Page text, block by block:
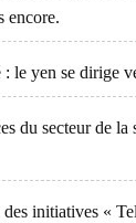
encore.
le yen se dirige
du secteur de la
des initiatives «